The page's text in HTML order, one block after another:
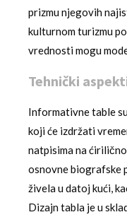
prizmu njegovih
kulturnom turizmu
vrednosti mogu
Tehnički
Informativne table
koji će izdržati
natpisima na
osnovne biografske
živela u datoj kući,
Dizajn tabla je u